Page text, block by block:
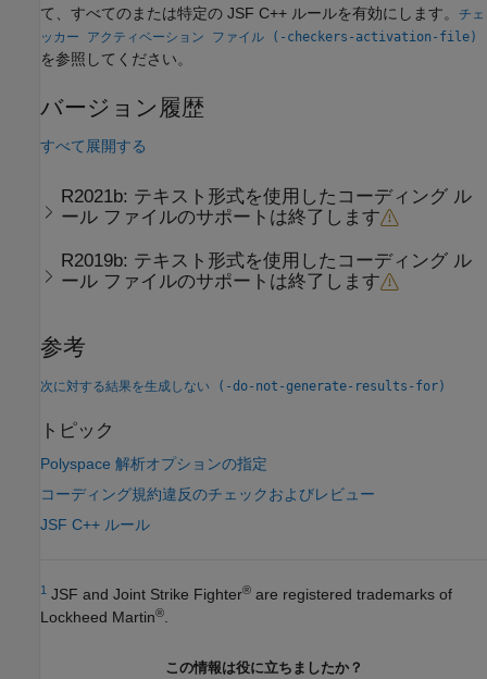
て、すべてのまたは特定の JSF C++ ルールを有効にします。 チェ
ッカー アクティベーション ファイル (-checkers-activation-file)
を参照してください。
バージョン履歴
すべて展開する
R2021b: テキスト形式を使用したコーディング ル
ール ファイルのサポートは終了します
R2019b: テキスト形式を使用したコーディング ル
ール ファイルのサポートは終了します
参考
次に対する結果を生成しない (-do-not-generate-results-for)
トピック
Polyspace 解析オプションの指定
コーディング規約違反のチェックおよびレビュー
JSF C++ ルール
1 JSF and Joint Strike Fighter® are registered trademarks of
Lockheed Martin®.
この情報は役に立ちましたか？